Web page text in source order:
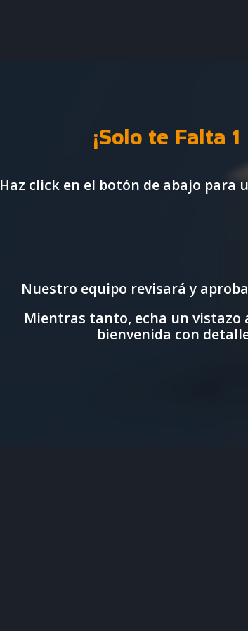
¡Solo te Falta
Haz click en el botón de abajo para
Nuestro equipo revisará y
Mientras tanto, echa un vistazo
bienvenida con